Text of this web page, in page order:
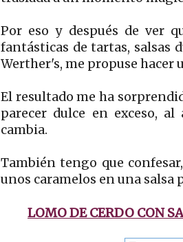
Por eso y después de ver
fantásticas de tartas, salsas
Werther's, me propuse hacer
El resultado me ha
parecer dulce en exceso,
cambia.
También tengo que
unos caramelos en una salsa
LOMO DE CERDO CON